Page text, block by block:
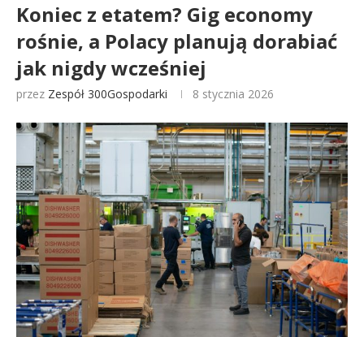
Koniec z etatem? Gig economy
rośnie, a Polacy planują dorabiać
jak nigdy wcześniej
przez Zespół 300Gospodarki 8 stycznia 2026